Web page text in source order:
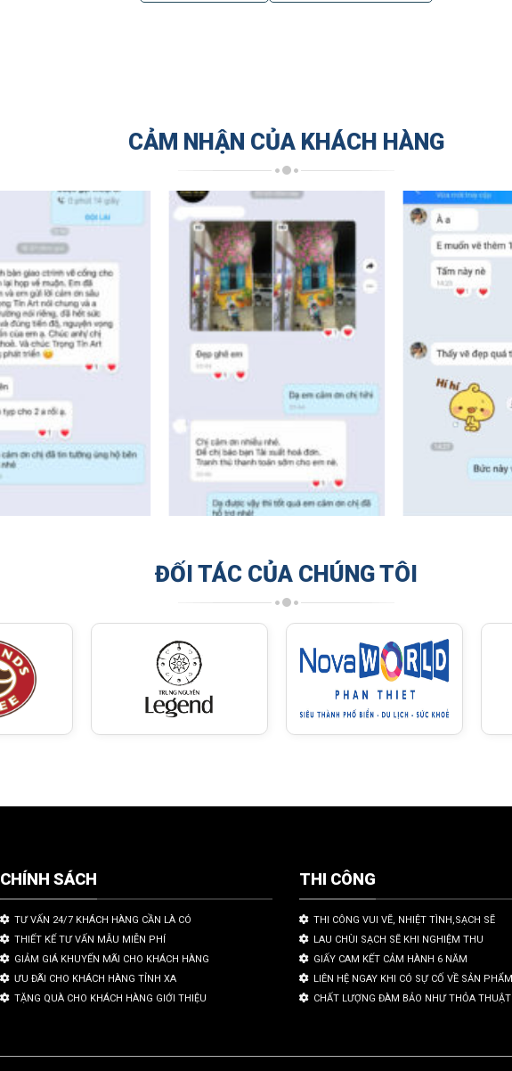
CẢM NHẬN CỦA KHÁCH HÀNG
ĐỐI TÁC CỦA CHÚNG TÔI
CHÍNH SÁCH
TƯ VẤN 24/7 KHÁCH HÀNG CẦN LÀ CÓ
THIẾT KẾ TƯ VẤN MẪU MIỄN PHÍ
GIẢM GIÁ KHUYẾN MÃI CHO KHÁCH HÀNG
ƯU ĐÃI CHO KHÁCH HÀNG TỈNH XA
TẶNG QUÀ CHO KHÁCH HÀNG GIỚI THIỆU
THI CÔNG
THI CÔNG VUI VẼ, NHIỆT TÌNH,SẠCH SẼ
LAU CHÙI SẠCH SẼ KHI NGHIỆM THU
GIẤY CAM KẾT CẢM HÀNH 6 NĂM
LIÊN HỆ NGAY KHI CÓ SỰ CỐ VỀ SẢN PHẨM
CHẤT LƯỢNG ĐÀM BẢO NHƯ THỎA THUẬT